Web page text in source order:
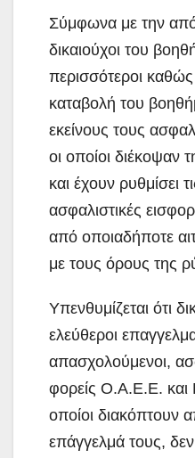
Σύμφωνα με την
δικαιούχοι του
περισσότεροι καθώς
καταβολή του
εκείνους τους
οι οποίοι διέκοψαν
και έχουν ρυθμίσει
ασφαλιστικές
από οποιαδήποτε
με τους όρους της
Υπενθυμίζεται ότι
ελεύθεροι
απασχολούμενοι,
φορείς Ο.Α.Ε.Ε.
οποίοι διακόπτουν
επάγγελμά τους,